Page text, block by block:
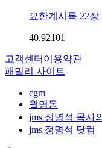
요한계시록 22장
40,92101
고객센터 이용약관
패밀리 사이트
cgm
월명동
jms 정명석 목사
jms 정명석 닷컴